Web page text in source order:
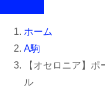
ホーム
A駒
【オセロニア】
ル